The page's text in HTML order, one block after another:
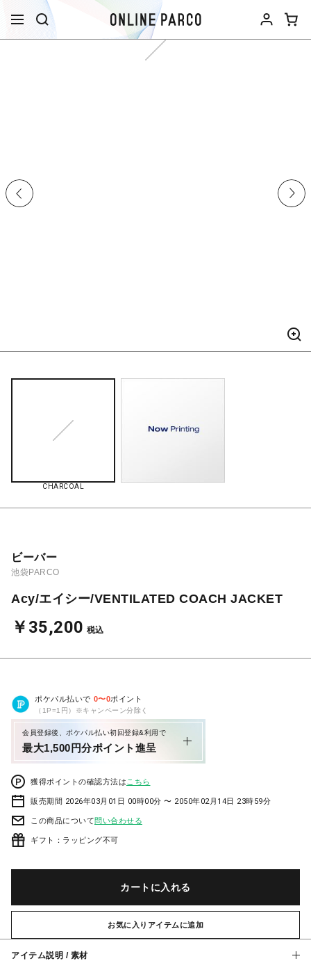
CHARCOAL
ビーバー
池袋PARCO
Acy/エイシー/VENTILATED COACH JACKET
￥35,200 税込
ポケパル払いで 0〜0ポイント
（1P=1円）※キャンペーン分除く
会員登録後、ポケパル払い初回登録&利用で
最大1,500円分ポイント進呈
獲得ポイントの確認方法は こちら
販売期間 2026年03月01日 00時00分 〜 2050年02月14日 23時59分
この商品について問い合わせる
ギフト：ラッピング不可
カートに入れる
お気に入りアイテムに追加
アイテム説明 / 素材